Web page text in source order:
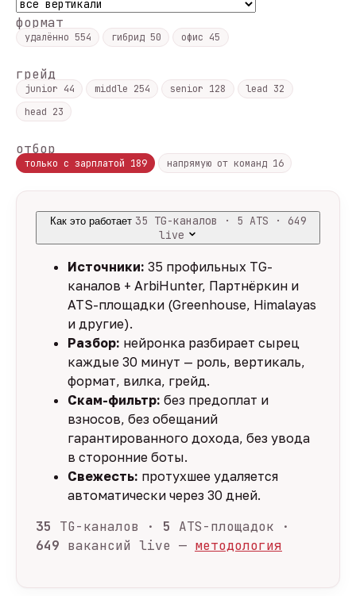
формат
удалённо 554 гибрид 50 офис 45
грейд
junior 44 middle 254 senior 128 lead 32
head 23
отбор
только с зарплатой 189 напрямую от команд 16
Как это работает 35 TG-каналов · 5 ATS · 649
live
Источники: 35 профильных TG-
каналов + ArbiHunter, Партнёркин и
ATS-площадки (Greenhouse, Himalayas
и другие).
Разбор: нейронка разбирает сырец
каждые 30 минут — роль, вертикаль,
формат, вилка, грейд.
Скам-фильтр: без предоплат и
взносов, без обещаний
гарантированного дохода, без увода
в сторонние боты.
Свежесть: протухшее удаляется
автоматически через 30 дней.
35 TG-каналов · 5 ATS-площадок ·
649 вакансий live — методология